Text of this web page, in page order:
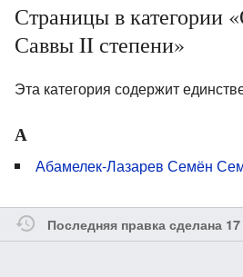
Страницы в категории
Саввы II степени»
Эта категория содержит
А
Абамелек-Лазарев Семён
Последняя правка сделана